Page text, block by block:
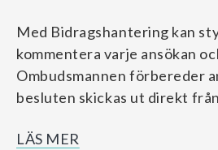
Med Bidragshantering kan
kommentera varje ansökan
Ombudsmannen förbereder
besluten skickas ut direkt
LÄS MER